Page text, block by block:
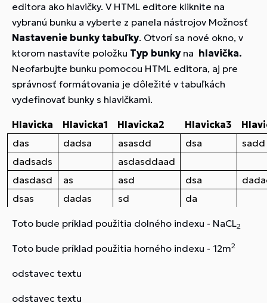
editora ako hlavičky. V HTML editore kliknite na
vybranú bunku a vyberte z panela nástrojov Možnosť
Nastavenie bunky tabuľky. Otvorí sa nové okno, v
ktorom nastavíte položku Typ bunkyna hlavička.
Neofarbujte bunku pomocou HTML editora, aj pre
správnosť formátovania je dôležité v tabuľkách
vydefinovať bunky s hlavičkami.
Hlavicka Hlavicka1 Hlavicka2 Hlavicka3
das
dadsa asasdd dsa
sadd
dadsads
asdasddaad
dasdasd
as asd dsa
dsas
dadas sd da
Toto bude príklad použitia dolného indexu - NaCL2
Toto bude príklad použitia horného indexu - 12m2
odstavec textu
odstavec textu